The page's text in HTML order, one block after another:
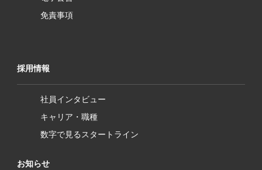
免責事項
採用情報
社員インタビュー
キャリア・職種
数字で見るスタートライン
お知らせ